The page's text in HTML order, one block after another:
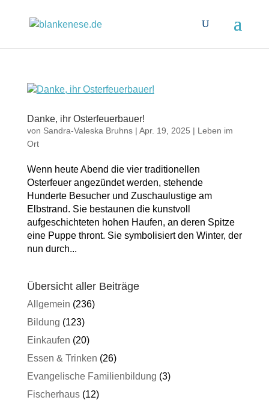
Danke, ihr Osterfeuerbauer!
von Sandra-Valeska Bruhns| Apr. 19, 2025 | Leben im
Ort
Wenn heute Abend die vier traditionellen
Osterfeuer angezündet werden, stehende
Hunderte Besucher und Zuschaulustige am
Elbstrand. Sie bestaunen die kunstvoll
aufgeschichteten hohen Haufen, an deren Spitze
eine Puppe thront. Sie symbolisiert den Winter, der
nun durch...
Übersicht aller Beiträge
Allgemein (236)
Bildung (123)
Einkaufen (20)
Essen & Trinken (26)
Evangelische Familienbildung (3)
Fischerhaus(12)